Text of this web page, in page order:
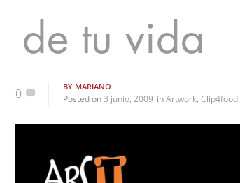
de tu vida
0 BY MARIANO
Posted on3 junio, 2009 inArtwork, Clip4food,